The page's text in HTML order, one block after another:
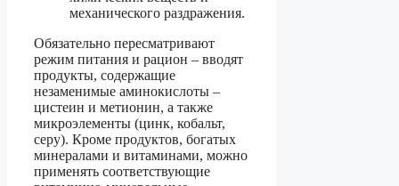
механического раздражения.
Обязательно пересматривают
режим питания и рацион – вводят
продукты, содержащие
незаменимые аминокислоты –
цистеин и метионин, а также
микроэлементы (цинк, кобальт,
серу). Кроме продуктов, богатых
минералами и витаминами, можно
применять соответствующие